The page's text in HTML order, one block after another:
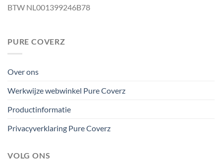
BTW NL001399246B78
PURE COVERZ
Over ons
Werkwijze webwinkel Pure Coverz
Productinformatie
Privacyverklaring Pure Coverz
VOLG ONS